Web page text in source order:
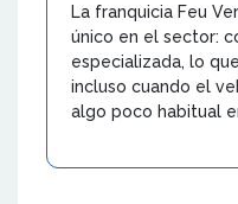
La franquicia Feu
único en el sector:
especializada, lo
incluso cuando el
algo poco habitual